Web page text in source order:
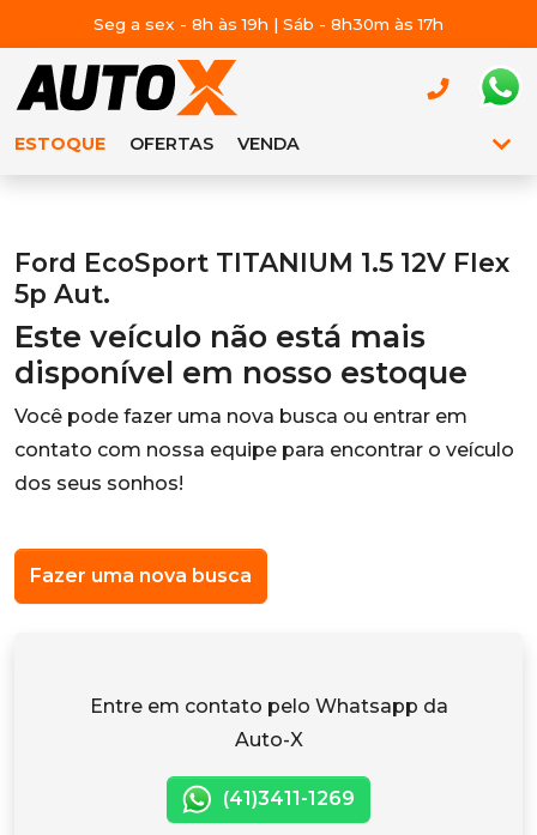
Seg a sex - 8h às 19h | Sáb - 8h30m às 17h
ESTOQUE OFERTAS VENDA
Ford EcoSport TITANIUM 1.5 12V Flex
5p Aut.
Este veículo não está mais
disponível em nosso estoque
Você pode fazer uma nova busca ou entrar em
contato com nossa equipe para encontrar o veículo
dos seus sonhos!
Fazer uma nova busca
Entre em contato pelo Whatsapp da
Auto-X
(41)3411-1269